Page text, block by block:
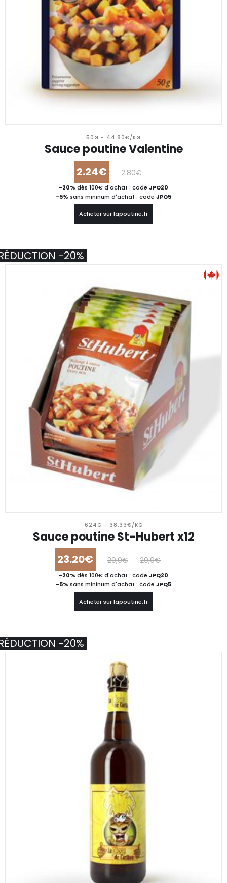
50G - 44.80€/KG
Sauce poutine Valentine
2.24€ 2.80€
-20% dès 100€ d'achat : code JPQ20
-5% sans mininum d'achat : code JPQ5
Acheter sur lapoutine.fr
624G - 38.33€/KG
Sauce poutine St-Hubert x12
23.20€ 29,9€ 29,9€
-20% dès 100€ d'achat : code JPQ20
-5% sans mininum d'achat : code JPQ5
-20%
Acheter sur lapoutine.fr
-20%